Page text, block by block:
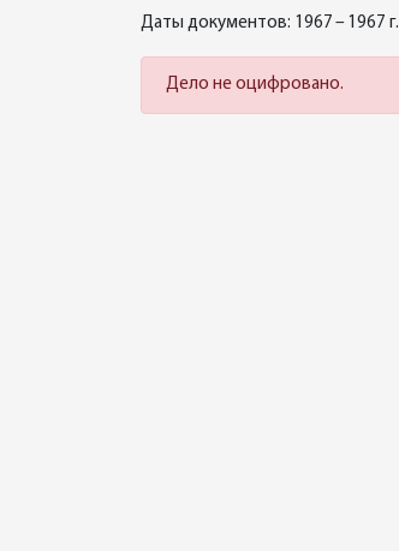
Даты документов: 1967 – 1967 г.
Дело не оцифровано.